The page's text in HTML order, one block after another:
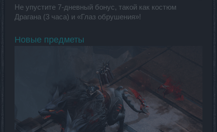
Не упустите 7-дневный бонус, такой как костюм
Драгана (3 часа) и «Глаз обрушения»!
Новые предметы